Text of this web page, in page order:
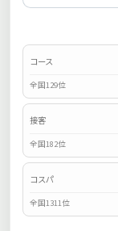
コース
全国129位
接客
全国182位
コスパ
全国1311位